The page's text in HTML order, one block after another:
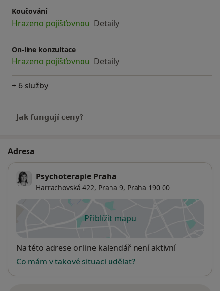
Koučování
Hrazeno pojišťovnou Detaily
On-line konzultace
Hrazeno pojišťovnou Detaily
+ 6 služby
Jak fungují ceny?
Adresa
Psychoterapie Praha
Harrachovská 422, Praha 9, Praha 190 00
Přiblížit mapuse otevře v nové záložce
Dostupnost
Na této adrese online kalendář není aktivní
Co mám v takové situaci udělat?